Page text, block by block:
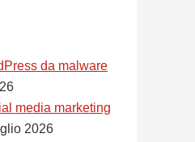
da malware
media marketing
2026